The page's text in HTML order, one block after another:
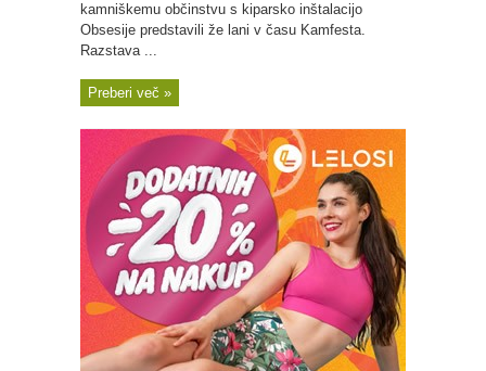
kamniškemu občinstvu s kiparsko inštalacijo
Obsesije predstavili že lani v času Kamfesta.
Razstava ...
Preberi več »